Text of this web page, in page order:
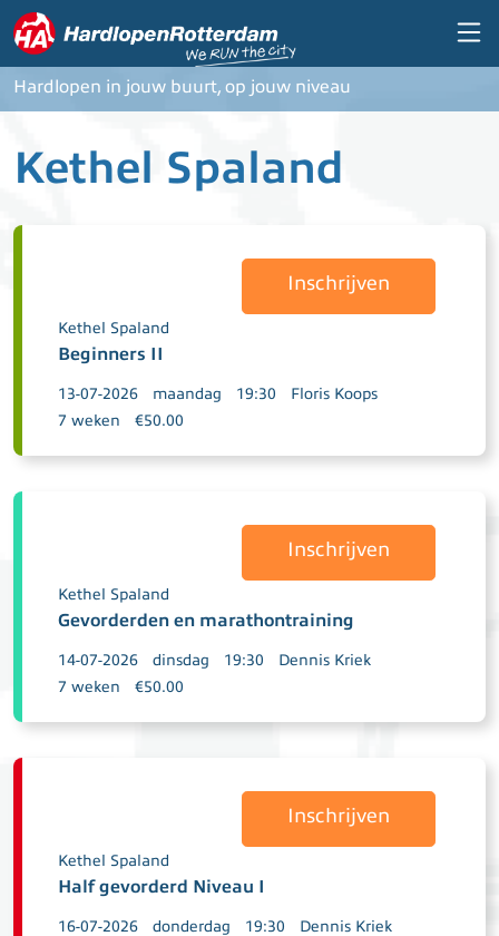
Overslaan en naar de inhoud gaan
Hardlopen in jouw buurt, op jouw niveau
Kethel Spaland
Inschrijven
Kethel Spaland
Beginners II
13-07-2026 maandag 19:30
Floris Koops
7 weken
€50.00
Inschrijven
Kethel Spaland
Gevorderden en marathontraining
14-07-2026 dinsdag 19:30
Dennis Kriek
7 weken
€50.00
Inschrijven
Kethel Spaland
Half gevorderd Niveau I
16-07-2026 donderdag 19:30
Dennis Kriek